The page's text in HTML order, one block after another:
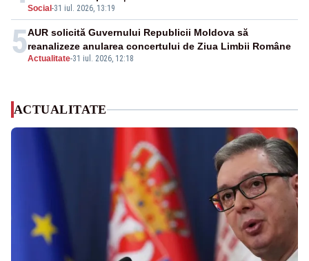
Social -31 iul. 2026, 13:19
5Actualitate-31 iul. 2026, 12:18
AUR solicită Guvernului Republicii Moldova să
reanalizeze anularea concertului de Ziua Limbii Române
ACTUALITATE